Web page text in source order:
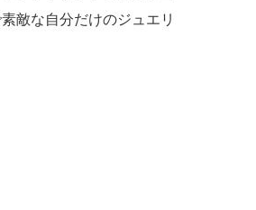
敵な自分だけのジュエリ